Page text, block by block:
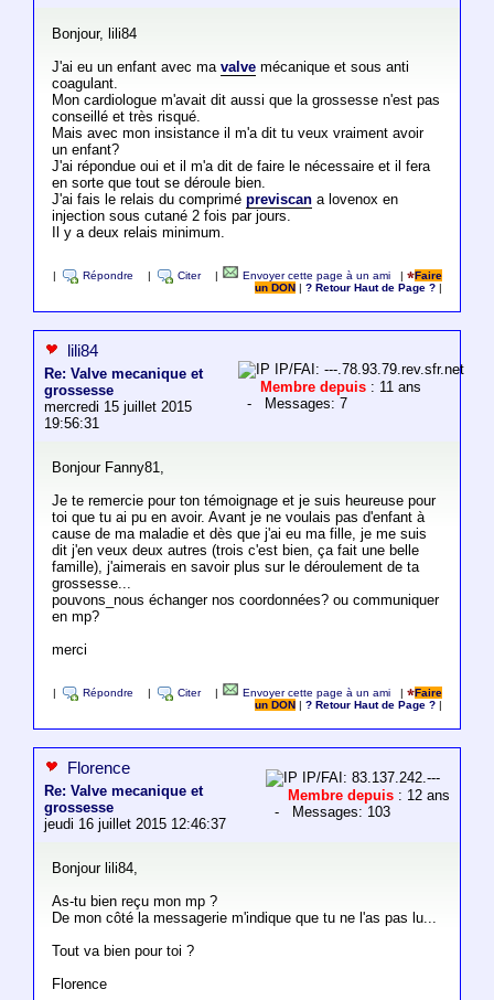
Bonjour, lili84
J'ai eu un enfant avec ma valvemécanique et sous anti
coagulant.
Mon cardiologue m'avait dit aussi que la grossesse n'est pas
conseillé et très risqué.
Mais avec mon insistance il m'a dit tu veux vraiment avoir
un enfant?
J'ai répondue oui et il m'a dit de faire le nécessaire et il fera
en sorte que tout se déroule bien.
J'ai fais le relais du comprimé previscana lovenox en
injection sous cutané 2 fois par jours.
Il y a deux relais minimum.
Répondre Citer Envoyer cette page à un ami |
Faire
un DON
|? Retour Haut de Page ?
lili84
Re: Valve mecanique et
grossesse
mercredi 15 juillet 2015
19:56:31
IP/FAI: ---.78.93.79.rev.sfr.net
Membre depuis : 11 ans
- Messages: 7
Bonjour Fanny81,
Je te remercie pour ton témoignage et je suis heureuse pour
toi que tu ai pu en avoir. Avant je ne voulais pas d'enfant à
cause de ma maladie et dès que j'ai eu ma fille, je me suis
dit j'en veux deux autres (trois c'est bien, ça fait une belle
famille), j'aimerais en savoir plus sur le déroulement de ta
grossesse...
pouvons_nous échanger nos coordonnées? ou communiquer
en mp?
merci
Répondre Citer Envoyer cette page à un ami |
Faire
un DON
|? Retour Haut de Page ?
Florence
Re: Valve mecanique et
grossesse
jeudi 16 juillet 2015 12:46:37
IP/FAI: 83.137.242.---
Membre depuis : 12 ans
- Messages: 103
Bonjour lili84,
As-tu bien reçu mon mp ?
De mon côté la messagerie m'indique que tu ne l'as pas lu...
Tout va bien pour toi ?
Florence